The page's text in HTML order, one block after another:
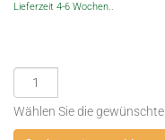
Lieferzeit 4-6 Wochen..
Wählen Sie die gewünschte